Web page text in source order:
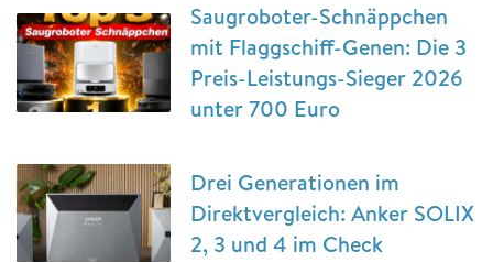
Saugroboter-Schnäppchen
mit Flaggschiff-Genen: Die 3
Preis-Leistungs-Sieger 2026
unter 700 Euro
Drei Generationen im
Direktvergleich: Anker SOLIX
2, 3 und 4 im Check